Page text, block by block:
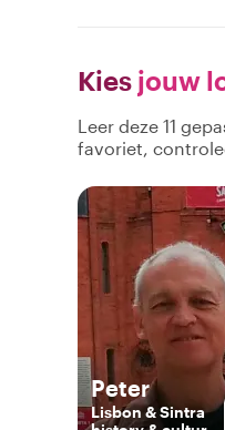
Kies jouw
Leer deze 11
favoriet,
Peter
Lisbon & Sintra